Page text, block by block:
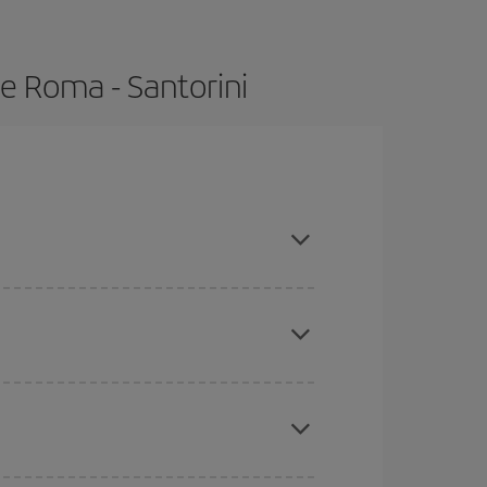
Roma - Santorini